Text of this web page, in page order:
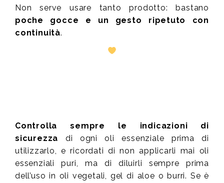
Non serve usare tanto prodotto: bastano
poche gocce e un gesto ripetuto con
continuità.
Controlla sempre le indicazioni di
sicurezza di ogni oli essenziale prima di
utilizzarlo, e ricordati di non applicarli mai oli
essenziali puri, ma di diluirli sempre prima
dell’uso in oli vegetali, gel di aloe o burri. Se è